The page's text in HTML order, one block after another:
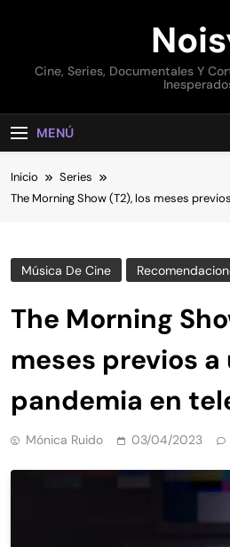
Cine, Series, Documentales Y
MENÚ
Inicio
Series
The Morning Show (T2), los meses
Música De Cine
The Morning
meses previos a
pandemia en
Mónica Ruido 03/04/2023